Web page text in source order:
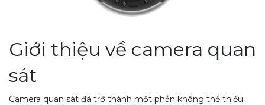
Giới thiệu về camera quan
sát
Camera quan sát đã trở thành một phần không thể thiếu